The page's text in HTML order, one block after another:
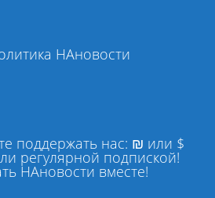
НАновости
поддержать нас: ₪ или $
регулярной подпиской!
НАновости вместе!